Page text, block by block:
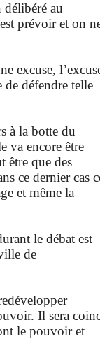
au
prévoir et on
excuse,
de défendre telle
à la botte du
va encore être
être que des
ce dernier cas
et même la
le débat est
de
Il sera
le pouvoir et